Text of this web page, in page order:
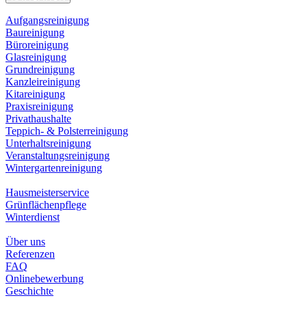
Aufgangsreinigung
Baureinigung
Büroreinigung
Glasreinigung
Grundreinigung
Kanzleireinigung
Kitareinigung
Praxisreinigung
Privathaushalte
Teppich- & Polsterreinigung
Unterhaltsreinigung
Veranstaltungsreinigung
Wintergartenreinigung
Hausmeisterservice
Grünflächenpflege
Winterdienst
Über uns
Referenzen
FAQ
Onlinebewerbung
Geschichte